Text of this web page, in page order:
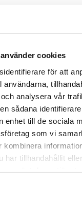
cookies
för att
användarna,
analysera vår
sådana
enhet till de sociala
som vi
kombinera
har tillhandahållit
&
Dygnet runt står